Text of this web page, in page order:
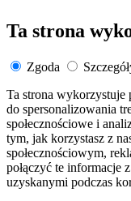
Ta strona
Zgoda
Ta strona
do spersonalizowania
społecznościowe i
tym, jak korzystasz z
społecznościowym,
połączyć te informacje
uzyskanymi podczas